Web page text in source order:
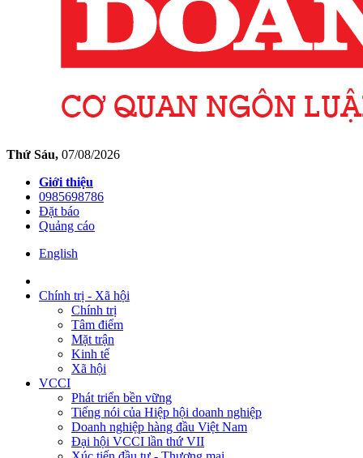
Thứ Sáu, 07/08/2026
Giới thiệu
0985698786
Đặt báo
Quảng cáo
English
Chính trị - Xã hội
Chính trị
Tâm điểm
Mặt trận
Kinh tế
Xã hội
VCCI
Phát triển bền vững
Tiếng nói của Hiệp hội doanh nghiệp
Doanh nghiệp hàng đầu Việt Nam
Đại hội VCCI lần thứ VII